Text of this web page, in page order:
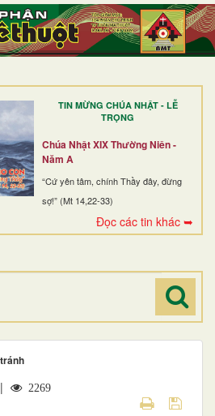
TIN MỪNG CHÚA NHẬT - LỄ
TRỌNG
Chúa Nhật XIX Thường Niên -
Năm A
“Cứ yên tâm, chính Thầy đây, đừng
sợ!” (Mt 14,22-33)
Đọc các tin khác ➥
| 2269